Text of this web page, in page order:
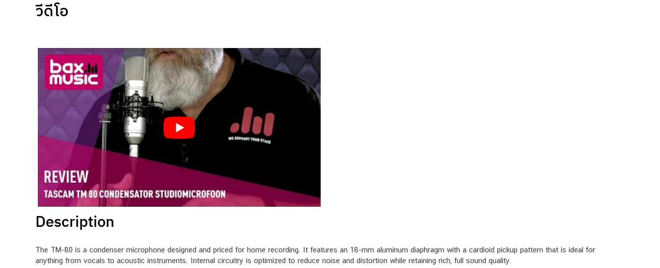
วีดีโอ
Description
The TM-80 is a condenser microphone designed and priced for home recording. It features an 18-mm aluminum diaphragm with a cardioid pickup pattern that is ideal for
anything from vocals to acoustic instruments. Internal circuitry is optimized to reduce noise and distortion while retaining rich, full sound quality.